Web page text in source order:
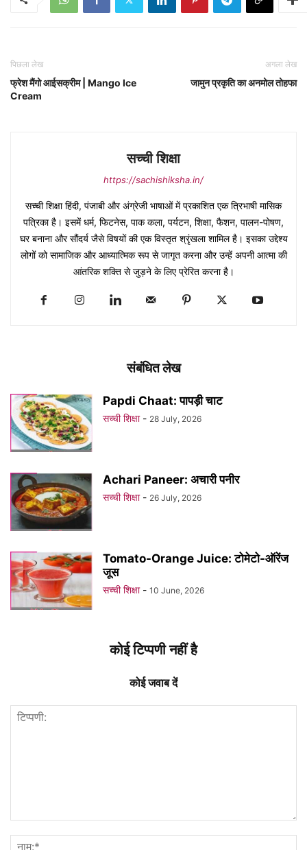
पिछला लेख
फ्रेश मैंगो आईसक्रीम | Mango Ice
Cream
अगला लेख
जामुन प्रकृति का अनमोल तोहफा
सच्ची शिक्षा
https://sachishiksha.in/
सच्ची शिक्षा हिंदी, पंजाबी और अंग्रेजी भाषाओं में प्रकाशित एक त्रिभाषी मासिक
पत्रिका है। इसमें धर्म, फिटनेस, पाक कला, पर्यटन, शिक्षा, फैशन, पालन-पोषण,
घर बनाना और सौंदर्य जैसे विषयों की एक विस्तृत श्रृंखला शामिल है। इसका उद्देश्य
लोगों को सामाजिक और आध्यात्मिक रूप से जागृत करना और उन्हें अपनी आत्मा की
आंतरिक शक्ति से जुड़ने के लिए प्रेरित करना है।
संबंधित लेख
Papdi Chaat: पापड़ी चाट
सच्ची शिक्षा - 28 July, 2026
Achari Paneer: अचारी पनीर
सच्ची शिक्षा - 26 July, 2026
Tomato-Orange Juice: टोमेटो-ऑरेंज
जूस
सच्ची शिक्षा - 10 June, 2026
कोई टिप्पणी नहीं है
कोई जवाब दें